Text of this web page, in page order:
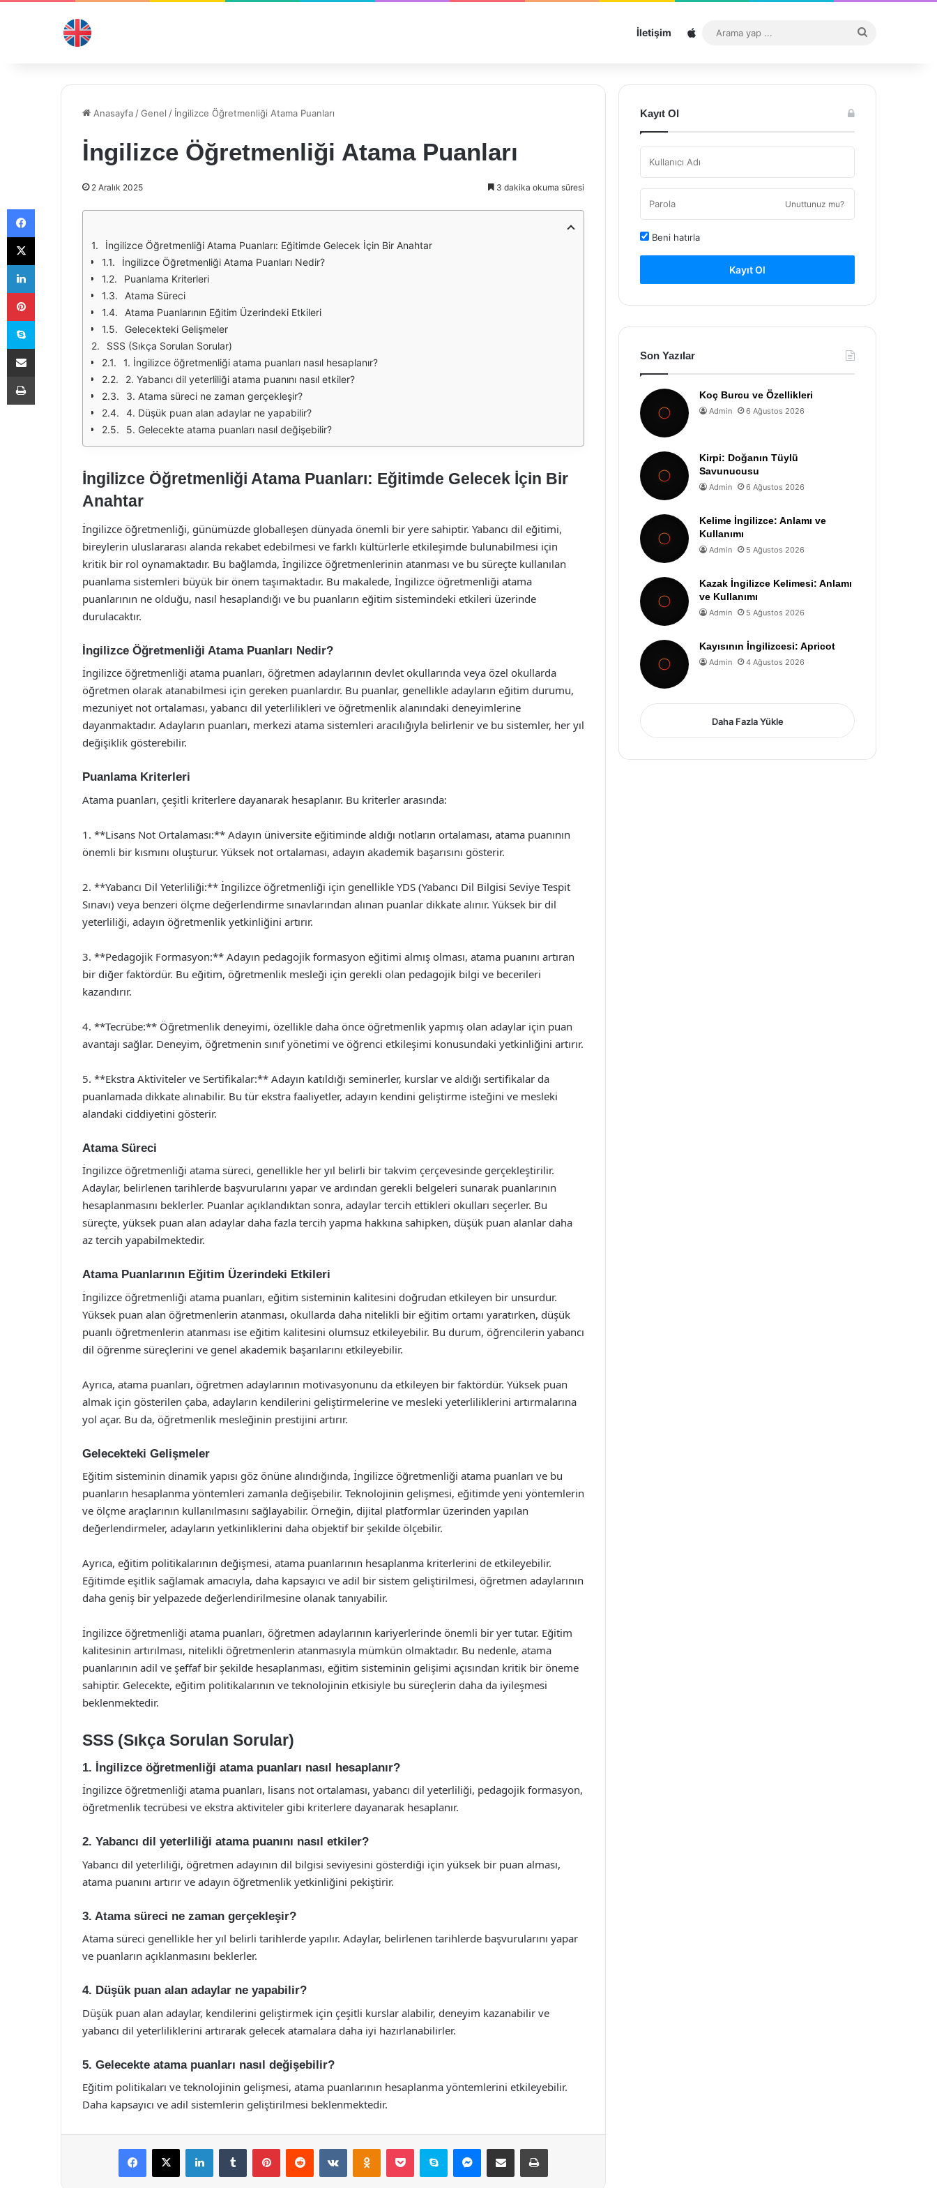
İletişim Sitemap
...
Anasayfa /Genel / İngilizce Öğretmenliği Atama Puanları
İngilizce Öğretmenliği Atama Puanları
2 Aralık 2025 3 dakika okuma süresi
İngilizce Öğretmenliği Atama Puanları: Eğitimde Gelecek İçin Bir Anahtar
İngilizce Öğretmenliği Atama Puanları Nedir?
Puanlama Kriterleri
Atama Süreci
Atama Puanlarının Eğitim Üzerindeki Etkileri
Gelecekteki Gelişmeler
SSS (Sıkça Sorulan Sorular)
1. İngilizce öğretmenliği atama puanları nasıl hesaplanır?
2. Yabancı dil yeterliliği atama puanını nasıl etkiler?
3. Atama süreci ne zaman gerçekleşir?
4. Düşük puan alan adaylar ne yapabilir?
5. Gelecekte atama puanları nasıl değişebilir?
İngilizce Öğretmenliği Atama Puanları: Eğitimde Gelecek İçin Bir
Anahtar
İngilizce öğretmenliği, günümüzde globalleşen dünyada önemli bir yere sahiptir. Yabancı dil eğitimi,
bireylerin uluslararası alanda rekabet edebilmesi ve farklı kültürlerle etkileşimde bulunabilmesi için
kritik bir rol oynamaktadır. Bu bağlamda, İngilizce öğretmenlerinin atanması ve bu süreçte kullanılan
puanlama sistemleri büyük bir önem taşımaktadır. Bu makalede, İngilizce öğretmenliği atama
puanlarının ne olduğu, nasıl hesaplandığı ve bu puanların eğitim sistemindeki etkileri üzerinde
durulacaktır.
İngilizce Öğretmenliği Atama Puanları Nedir?
İngilizce öğretmenliği atama puanları, öğretmen adaylarının devlet okullarında veya özel okullarda
öğretmen olarak atanabilmesi için gereken puanlardır. Bu puanlar, genellikle adayların eğitim durumu,
mezuniyet not ortalaması, yabancı dil yeterlilikleri ve öğretmenlik alanındaki deneyimlerine
dayanmaktadır. Adayların puanları, merkezi atama sistemleri aracılığıyla belirlenir ve bu sistemler, her yıl
değişiklik gösterebilir.
Puanlama Kriterleri
Atama puanları, çeşitli kriterlere dayanarak hesaplanır. Bu kriterler arasında:
1. **Lisans Not Ortalaması:** Adayın üniversite eğitiminde aldığı notların ortalaması, atama puanının
önemli bir kısmını oluşturur. Yüksek not ortalaması, adayın akademik başarısını gösterir.
2. **Yabancı Dil Yeterliliği:** İngilizce öğretmenliği için genellikle YDS (Yabancı Dil Bilgisi Seviye Tespit
Sınavı) veya benzeri ölçme değerlendirme sınavlarından alınan puanlar dikkate alınır. Yüksek bir dil
yeterliliği, adayın öğretmenlik yetkinliğini artırır.
3. **Pedagojik Formasyon:** Adayın pedagojik formasyon eğitimi almış olması, atama puanını artıran
bir diğer faktördür. Bu eğitim, öğretmenlik mesleği için gerekli olan pedagojik bilgi ve becerileri
kazandırır.
4. **Tecrübe:** Öğretmenlik deneyimi, özellikle daha önce öğretmenlik yapmış olan adaylar için puan
avantajı sağlar. Deneyim, öğretmenin sınıf yönetimi ve öğrenci etkileşimi konusundaki yetkinliğini artırır.
5. **Ekstra Aktiviteler ve Sertifikalar:** Adayın katıldığı seminerler, kurslar ve aldığı sertifikalar da
puanlamada dikkate alınabilir. Bu tür ekstra faaliyetler, adayın kendini geliştirme isteğini ve mesleki
alandaki ciddiyetini gösterir.
Atama Süreci
İngilizce öğretmenliği atama süreci, genellikle her yıl belirli bir takvim çerçevesinde gerçekleştirilir.
Adaylar, belirlenen tarihlerde başvurularını yapar ve ardından gerekli belgeleri sunarak puanlarının
hesaplanmasını beklerler. Puanlar açıklandıktan sonra, adaylar tercih ettikleri okulları seçerler. Bu
süreçte, yüksek puan alan adaylar daha fazla tercih yapma hakkına sahipken, düşük puan alanlar daha
az tercih yapabilmektedir.
Atama Puanlarının Eğitim Üzerindeki Etkileri
İngilizce öğretmenliği atama puanları, eğitim sisteminin kalitesini doğrudan etkileyen bir unsurdur.
Yüksek puan alan öğretmenlerin atanması, okullarda daha nitelikli bir eğitim ortamı yaratırken, düşük
puanlı öğretmenlerin atanması ise eğitim kalitesini olumsuz etkileyebilir. Bu durum, öğrencilerin yabancı
dil öğrenme süreçlerini ve genel akademik başarılarını etkileyebilir.
Ayrıca, atama puanları, öğretmen adaylarının motivasyonunu da etkileyen bir faktördür. Yüksek puan
almak için gösterilen çaba, adayların kendilerini geliştirmelerine ve mesleki yeterliliklerini artırmalarına
yol açar. Bu da, öğretmenlik mesleğinin prestijini artırır.
Gelecekteki Gelişmeler
Eğitim sisteminin dinamik yapısı göz önüne alındığında, İngilizce öğretmenliği atama puanları ve bu
puanların hesaplanma yöntemleri zamanla değişebilir. Teknolojinin gelişmesi, eğitimde yeni yöntemlerin
ve ölçme araçlarının kullanılmasını sağlayabilir. Örneğin, dijital platformlar üzerinden yapılan
değerlendirmeler, adayların yetkinliklerini daha objektif bir şekilde ölçebilir.
Ayrıca, eğitim politikalarının değişmesi, atama puanlarının hesaplanma kriterlerini de etkileyebilir.
Eğitimde eşitlik sağlamak amacıyla, daha kapsayıcı ve adil bir sistem geliştirilmesi, öğretmen adaylarının
daha geniş bir yelpazede değerlendirilmesine olanak tanıyabilir.
İngilizce öğretmenliği atama puanları, öğretmen adaylarının kariyerlerinde önemli bir yer tutar. Eğitim
kalitesinin artırılması, nitelikli öğretmenlerin atanmasıyla mümkün olmaktadır. Bu nedenle, atama
puanlarının adil ve şeffaf bir şekilde hesaplanması, eğitim sisteminin gelişimi açısından kritik bir öneme
sahiptir. Gelecekte, eğitim politikalarının ve teknolojinin etkisiyle bu süreçlerin daha da iyileşmesi
beklenmektedir.
SSS (Sıkça Sorulan Sorular)
1. İngilizce öğretmenliği atama puanları nasıl hesaplanır?
İngilizce öğretmenliği atama puanları, lisans not ortalaması, yabancı dil yeterliliği, pedagojik formasyon,
öğretmenlik tecrübesi ve ekstra aktiviteler gibi kriterlere dayanarak hesaplanır.
2. Yabancı dil yeterliliği atama puanını nasıl etkiler?
Yabancı dil yeterliliği, öğretmen adayının dil bilgisi seviyesini gösterdiği için yüksek bir puan alması,
atama puanını artırır ve adayın öğretmenlik yetkinliğini pekiştirir.
3. Atama süreci ne zaman gerçekleşir?
Atama süreci genellikle her yıl belirli tarihlerde yapılır. Adaylar, belirlenen tarihlerde başvurularını yapar
ve puanların açıklanmasını beklerler.
4. Düşük puan alan adaylar ne yapabilir?
Düşük puan alan adaylar, kendilerini geliştirmek için çeşitli kurslar alabilir, deneyim kazanabilir ve
yabancı dil yeterliliklerini artırarak gelecek atamalara daha iyi hazırlanabilirler.
5. Gelecekte atama puanları nasıl değişebilir?
Eğitim politikaları ve teknolojinin gelişmesi, atama puanlarının hesaplanma yöntemlerini etkileyebilir.
Daha kapsayıcı ve adil sistemlerin geliştirilmesi beklenmektedir.
Facebook
X LinkedInTumblr PinterestReddit VKontakteOdnoklassniki
Pocket Skype Messenger
E-Posta ile paylaş Yazdır
Kayıt Ol
Unuttunuz mu?
Beni hatırla
Kayıt Ol
Son Yazılar
Koç Burcu ve Özellikleri
Admin 6 Ağustos 2026
Kirpi: Doğanın Tüylü
Savunucusu
Admin 6 Ağustos 2026
Kelime İngilizce: Anlamı ve
Kullanımı
Admin 5 Ağustos 2026
Kazak İngilizce Kelimesi: Anlamı
ve Kullanımı
Admin 5 Ağustos 2026
Kayısının İngilizcesi: Apricot
Admin 4 Ağustos 2026
Daha Fazla Yükle
Facebook
X
LinkedIn
Pinterest
Skype
E-Posta ile paylaş